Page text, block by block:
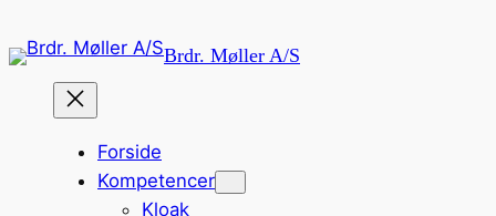
Brdr. Møller A/S
Forside
Kompetencer
Kloak